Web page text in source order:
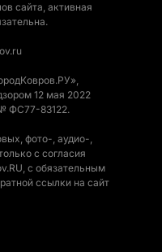
сайта, активная
12 мая 2022
ФС77-83122.
фото-, аудио-,
с согласия
с обязательным
ссылки на сайт